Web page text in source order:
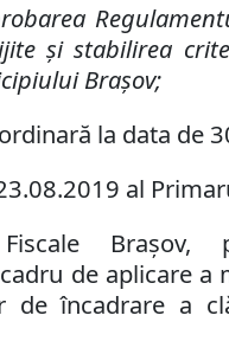
şi stabilirea
Braşov;
la data de
al
de aplicare a
deîncadrare a cl